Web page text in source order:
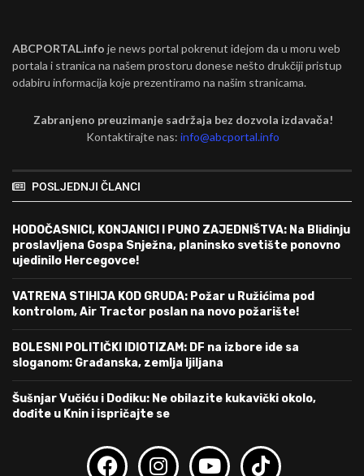
ABCPORTAL.info je news portal pokrenut idejom da u moru web
portala i stranica na našem prostoru donese nešto drukčiji pristup
odabiru informacija koje prezentiramo na našim stranicama.
Zabranjeno preuzimanje sadržaja bez dozvola izdavača!
Kontaktirajte nas:info@abcportal.info
POSLJEDNJI ČLANCI
HODOČASNICI, KONJANICI I PUNO ZAJEDNIŠTVA: Na Blidinju
proslavljena Gospa Snježna, planinsko svetište ponovno
ujedinilo Hercegovce!
VATRENA STIHIJA KOD GRUDA: Požar u Ružićima pod
kontrolom, Air Tractor poslan na novo požarište!
BOLESNI POLITIČKI IDIOTIZAM: DF na izbore ide sa
sloganom: Građanska, zemlja ljiljana
Šušnjar Vučiću i Dodiku: Ne obilazite kukavički okolo,
dođite u Knin i ispričajte se